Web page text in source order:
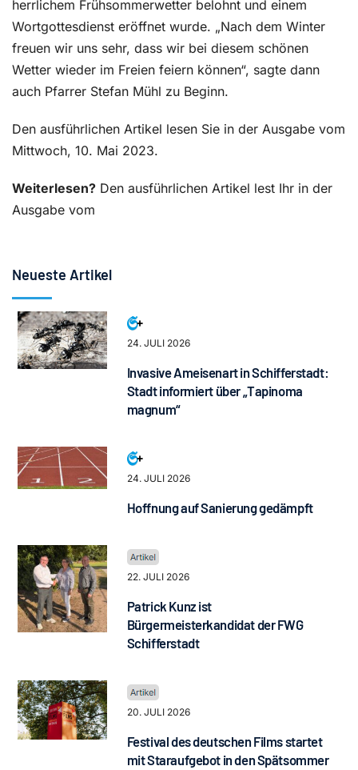
herrlichem Frühsommerwetter belohnt und einem
Wortgottesdienst eröffnet wurde. „Nach dem Winter
freuen wir uns sehr, dass wir bei diesem schönen
Wetter wieder im Freien feiern können“, sagte dann
auch Pfarrer Stefan Mühl zu Beginn.
Den ausführlichen Artikel lesen Sie in der Ausgabe vom
Mittwoch, 10. Mai 2023.
Weiterlesen? Den ausführlichen Artikel lest Ihr in der
Ausgabe vom
Neueste Artikel
24. JULI 2026
Invasive Ameisenart in Schifferstadt:
Stadt informiert über „Tapinoma
magnum“
24. JULI 2026
Hoffnung auf Sanierung gedämpft
22. JULI 2026
Patrick Kunz ist
Bürgermeisterkandidat der FWG
Schifferstadt
20. JULI 2026
Festival des deutschen Films startet
mit Staraufgebot in den Spätsommer